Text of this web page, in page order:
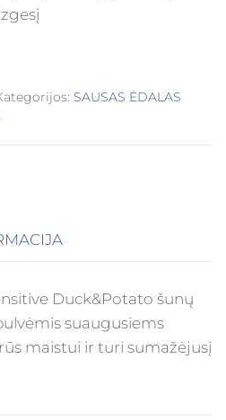
SAUSAS ĖDALAS
Duck&Potato šunų
suaugusiems
maistui ir turi sumažėjusį